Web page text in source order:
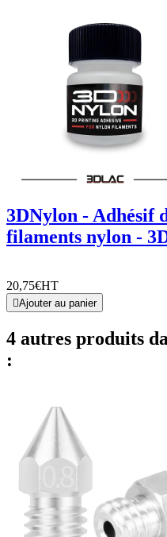
3DNylon - Adhésif
filaments nylon -
20,75€HT
Ajouter au panier
4 autres produits
: